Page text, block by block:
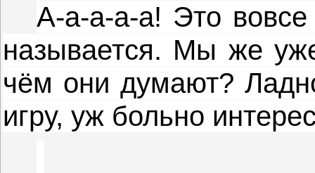
А-а-а-а-а! Это
называется. Мы же
чём они думают?
игру, уж больно